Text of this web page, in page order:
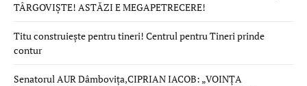
TÂRGOVIȘTE! ASTĂZI E MEGAPETRECERE!
Titu construiește pentru tineri! Centrul pentru Tineri prinde
contur
Senatorul AUR Dâmbovița,CIPRIAN IACOB: „VOINȚA